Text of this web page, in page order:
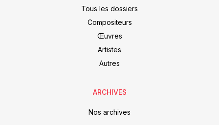
Tous les dossiers
Compositeurs
Œuvres
Artistes
Autres
ARCHIVES
Nos archives